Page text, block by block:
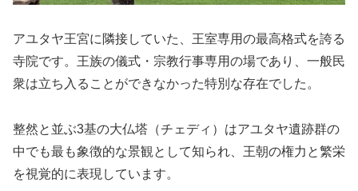
アユタヤ王宮に隣接していた、王室専用の最高格式を誇る
寺院です。王族の儀式・宗教行事専用の場であり、一般民
衆は立ち入ることができなかった特別な存在でした。
整然と並ぶ3基の大仏塔（チェディ）はアユタヤ遺跡群の
中でも最も象徴的な景観として知られ、王朝の権力と繁栄
を視覚的に表現しています。